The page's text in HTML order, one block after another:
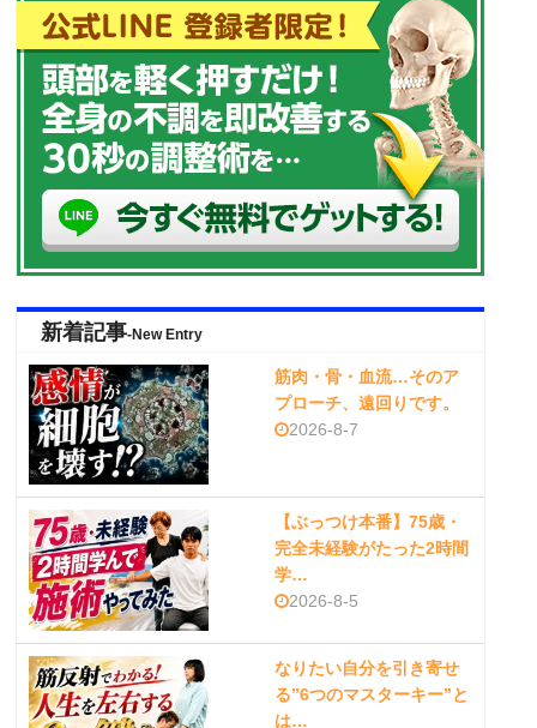
新着記事-New Entry
筋肉・骨・血流…そのア
プローチ、遠回りです。
2026-8-7
【ぶっつけ本番】75歳・
完全未経験がたった2時間
学…
2026-8-5
なりたい自分を引き寄せ
る”6つのマスターキー”と
は…